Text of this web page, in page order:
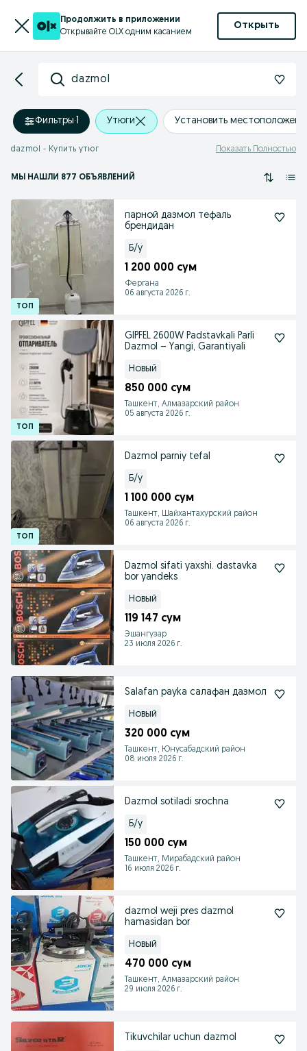
Продолжить в приложении
Открывайте OLX одним касанием
Открыть
dazmol
Фильтры·1 Утюги Установить
dazmol - Купить утюг Показать Полностью
МЫ НАШЛИ 877 ОБЪЯВЛЕНИЙ
парной дазмол тефаль
брендидан
Б/у
1 200 000 сум
Фергана
06 августа 2026 г.
GIPFEL 2600W Padstavkali Parli
Dazmol – Yangi, Garantiyali
Новый
850 000 сум
Ташкент, Алмазарский район
05 августа 2026 г.
Dazmol parniy tefal
Б/у
1 100 000 сум
Ташкент, Шайхантахурский район
06 августа 2026 г.
Dazmol sifati yaxshi. dastavka
bor yandeks
Новый
119 147 сум
Эшангузар
23 июля 2026 г.
Salafan payka салафан дазмол
Новый
320 000 сум
Ташкент, Юнусабадский район
08 июля 2026 г.
Dazmol sotiladi srochna
Б/у
150 000 сум
Ташкент, Мирабадский район
16 июля 2026 г.
dazmol weji pres dazmol
hamasidan bor
Новый
470 000 сум
Ташкент, Алмазарский район
29 июля 2026 г.
Tikuvchilar uchun dazmol